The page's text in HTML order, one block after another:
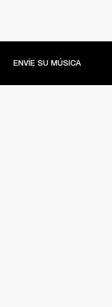
ENVÍE SU MÚSICA